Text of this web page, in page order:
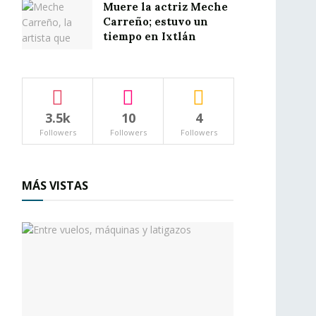
Muere la actriz Meche
Carreño; estuvo un
tiempo en Ixtlán
3.5k
Followers
10
Followers
4
Followers
MÁS VISTAS